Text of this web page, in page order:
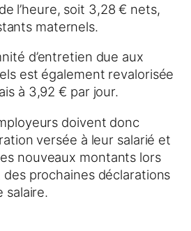
l’heure, soit 3,28 € nets,
maternels.
d’entretien due aux
est également revalorisée
à 3,92 € par jour.
doivent donc
versée à leur salarié et
nouveaux montants lors
des prochaines déclarations
salaire.